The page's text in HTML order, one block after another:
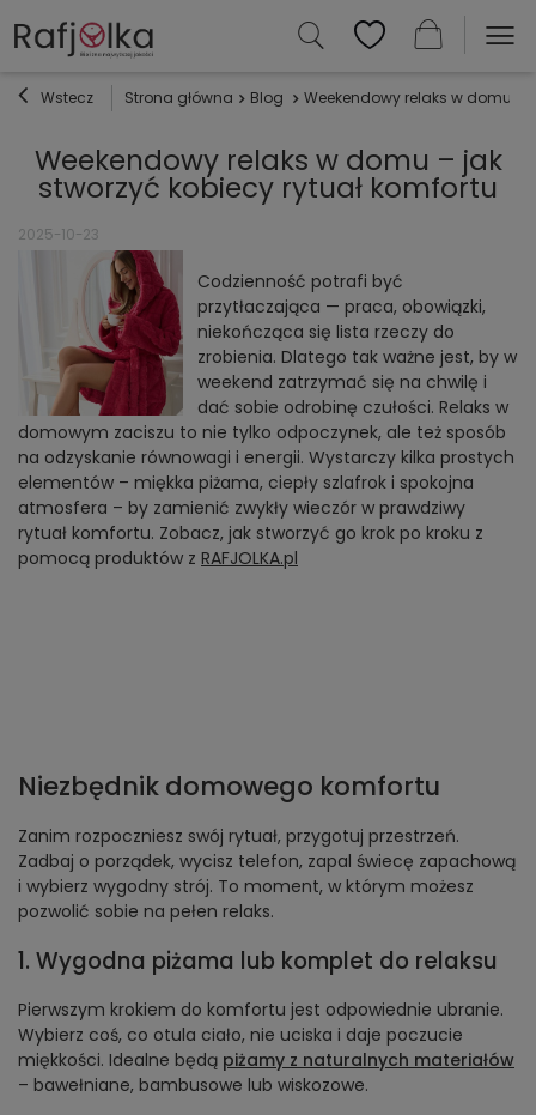
Wstecz Strona główna Blog Weekendowy relaks w domu –
Weekendowy relaks w domu – jak
stworzyć kobiecy rytuał komfortu
2025-10-23
Codzienność potrafi być
przytłaczająca — praca, obowiązki,
niekończąca się lista rzeczy do
zrobienia. Dlatego tak ważne jest, by w
weekend zatrzymać się na chwilę i
dać sobie odrobinę czułości. Relaks w
domowym zaciszu to nie tylko odpoczynek, ale też sposób
na odzyskanie równowagi i energii. Wystarczy kilka prostych
elementów – miękka piżama, ciepły szlafrok i spokojna
atmosfera – by zamienić zwykły wieczór w prawdziwy
rytuał komfortu. Zobacz, jak stworzyć go krok po kroku z
pomocą produktów z RAFJOLKA.pl
Niezbędnik domowego komfortu
Zanim rozpoczniesz swój rytuał, przygotuj przestrzeń.
Zadbaj o porządek, wycisz telefon, zapal świecę zapachową
i wybierz wygodny strój. To moment, w którym możesz
pozwolić sobie na pełen relaks.
1. Wygodna piżama lub komplet do relaksu
Pierwszym krokiem do komfortu jest odpowiednie ubranie.
Wybierz coś, co otula ciało, nie uciska i daje poczucie
miękkości. Idealne będą piżamy z naturalnych materiałów
– bawełniane, bambusowe lub wiskozowe.